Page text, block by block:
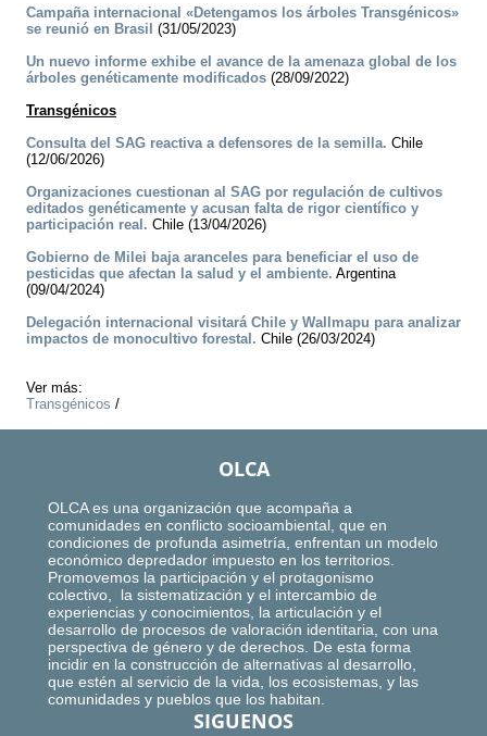
Campaña internacional «Detengamos los árboles Transgénicos»
se reunió en Brasil (31/05/2023)
Un nuevo informe exhibe el avance de la amenaza global de los
árboles genéticamente modificados (28/09/2022)
Transgénicos
Consulta del SAG reactiva a defensores de la semilla. Chile
(12/06/2026)
Organizaciones cuestionan al SAG por regulación de cultivos
editados genéticamente y acusan falta de rigor científico y
participación real. Chile (13/04/2026)
Gobierno de Milei baja aranceles para beneficiar el uso de
pesticidas que afectan la salud y el ambiente. Argentina
(09/04/2024)
Delegación internacional visitará Chile y Wallmapu para analizar
impactos de monocultivo forestal. Chile (26/03/2024)
Ver más:
Transgénicos /
OLCA
OLCA es una organización que acompaña a
comunidades en conflicto socioambiental, que en
condiciones de profunda asimetría, enfrentan un modelo
económico depredador impuesto en los territorios.
Promovemos la participación y el protagonismo
colectivo, la sistematización y el intercambio de
experiencias y conocimientos, la articulación y el
desarrollo de procesos de valoración identitaria, con una
perspectiva de género y de derechos. De esta forma
incidir en la construcción de alternativas al desarrollo,
que estén al servicio de la vida, los ecosistemas, y las
comunidades y pueblos que los habitan.
SIGUENOS